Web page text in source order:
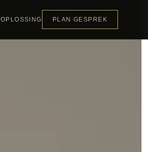
OPLOSSING PLAN GESPREK